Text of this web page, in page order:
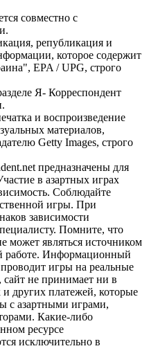
совместно с
републикация и
которое содержит
EPA / UPG, строго
Я- Корреспондент
и воспроизведение
материалов,
Getty Images, строго
предназначены для
в азартных играх
Соблюдайте
игры. При
зависимости
Помните, что
может являться источником
работе. Информационный
игры на реальные
не принимает ни в
других платежей, которые
с азартными играми,
Какие-либо
ресурсе
исключительно в